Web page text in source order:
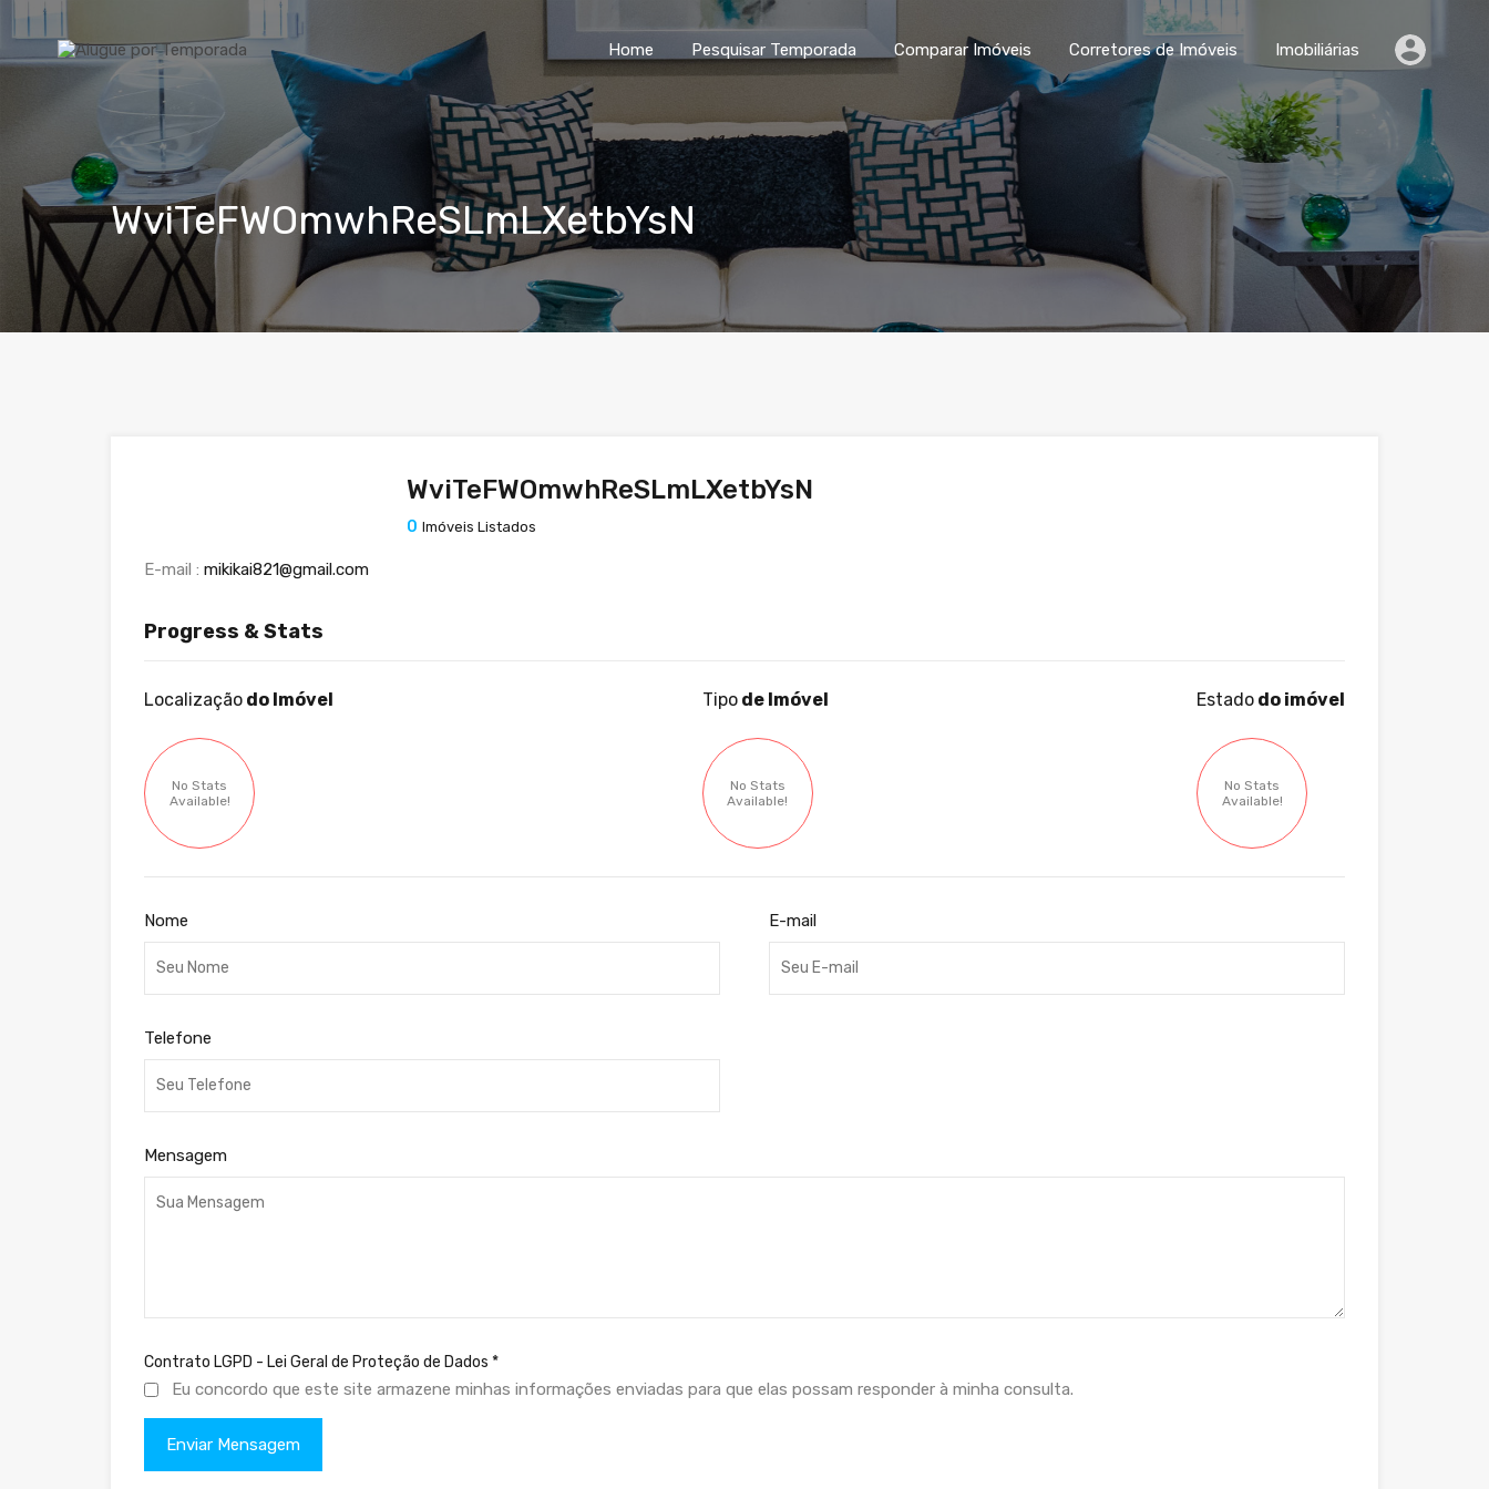
Home Pesquisar Temporada Comparar Imóveis Corretores de Imóveis Imobiliárias
Home Pesquisar Temporada Comparar Imóveis Corretores de Imóveis Imobiliárias
WviTeFWOmwhReSLmLXetbYsN
WviTeFWOmwhReSLmLXetbYsN
0 Imóveis Listados
E-mail : mikikai821@gmail.com
Progress & Stats
Localização do Imóvel
No Stats
Available!
Tipode Imóvel
No Stats
Available!
Estado do imóvel
No Stats
Available!
Nome E-mail
Telefone
Mensagem
Contrato LGPD - Lei Geral de Proteção de Dados *
Eu concordo que este site armazene minhas informações enviadas para que elas possam responder à minha consulta.